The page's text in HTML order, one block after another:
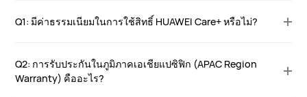
Q1: มีค่าธรรมเนียมในการใช้สิทธิ์ HUAWEI Care+ หรือไม่?
Q2: การรับประกันในภูมิภาคเอเชียแปซิฟิก (APAC Region
Warranty) คืออะไร?